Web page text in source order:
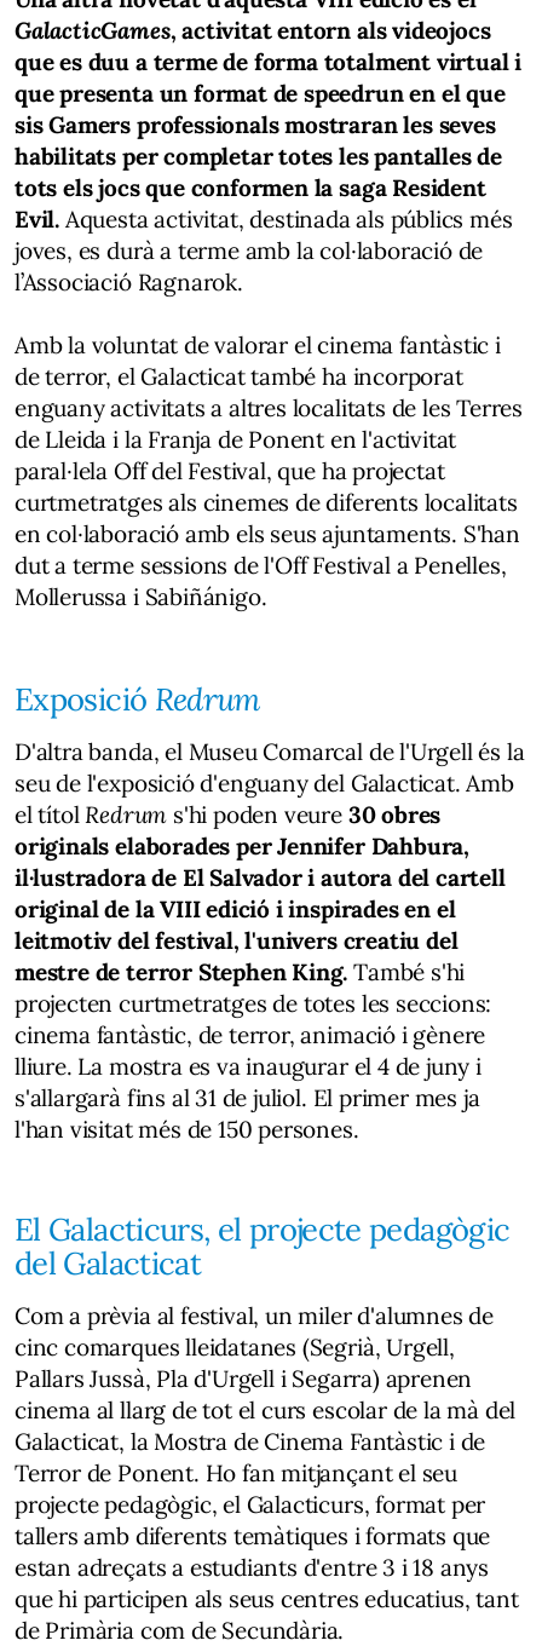
GalacticGames, activitat entorn als videojocs
que es duu a terme de forma totalment virtual i
que presenta un format de speedrun en el que
sis Gamers professionals mostraran les seves
habilitats per completar totes les pantalles de
tots els jocs que conformen la saga Resident
Evil. Aquesta activitat, destinada als públics més
joves, es durà a terme amb la col·laboració de
l’Associació Ragnarok.
Amb la voluntat de valorar el cinema fantàstic i
de terror, el Galacticat també ha incorporat
enguany activitats a altres localitats de les Terres
de Lleida i la Franja de Ponent en l'activitat
paral·lela Off del Festival, que ha projectat
curtmetratges als cinemes de diferents localitats
en col·laboració amb els seus ajuntaments. S'han
dut a terme sessions de l'Off Festival a Penelles,
Mollerussa i Sabiñánigo.
Exposició Redrum
D'altra banda, el Museu Comarcal de l'Urgell és la
seu de l'exposició d'enguany del Galacticat. Amb
el títol Redrum s'hi poden veure 30 obres
originals elaborades per Jennifer Dahbura,
il·lustradora de El Salvador i autora del cartell
original de la VIII edició i inspirades en el
leitmotiv del festival, l'univers creatiu del
mestre de terror Stephen King. També s'hi
projecten curtmetratges de totes les seccions:
cinema fantàstic, de terror, animació i gènere
lliure. La mostra es va inaugurar el 4 de juny i
s'allargarà fins al 31 de juliol. El primer mes ja
l'han visitat més de 150 persones.
El Galacticurs, el projecte pedagògic
del Galacticat
Com a prèvia al festival, un miler d'alumnes de
cinc comarques lleidatanes (Segrià, Urgell,
Pallars Jussà, Pla d'Urgell i Segarra) aprenen
cinema al llarg de tot el curs escolar de la mà del
Galacticat, la Mostra de Cinema Fantàstic i de
Terror de Ponent. Ho fan mitjançant el seu
projecte pedagògic, el Galacticurs, format per
tallers amb diferents temàtiques i formats que
estan adreçats a estudiants d'entre 3 i 18 anys
que hi participen als seus centres educatius, tant
de Primària com de Secundària.